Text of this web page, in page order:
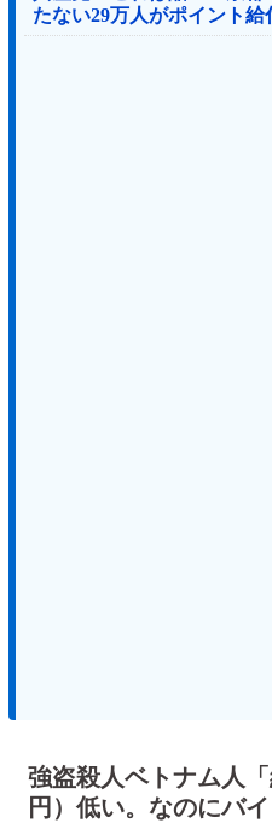
たない29万人がポイント給
強盗殺人ベトナム人
円）低い。なのにバ